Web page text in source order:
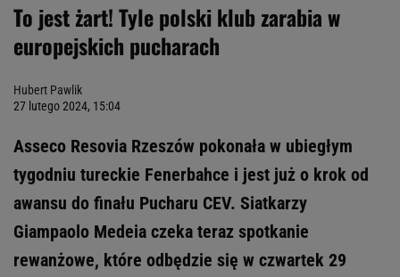
To jest żart! Tyle polski klub zarabia w
europejskich pucharach
Hubert Pawlik
27 lutego 2024, 15:04
Asseco Resovia Rzeszów pokonała w ubiegłym
tygodniu tureckie Fenerbahce i jest już o krok od
awansu do finału Pucharu CEV. Siatkarzy
Giampaolo Medeia czeka teraz spotkanie
rewanżowe, które odbędzie się w czwartek 29